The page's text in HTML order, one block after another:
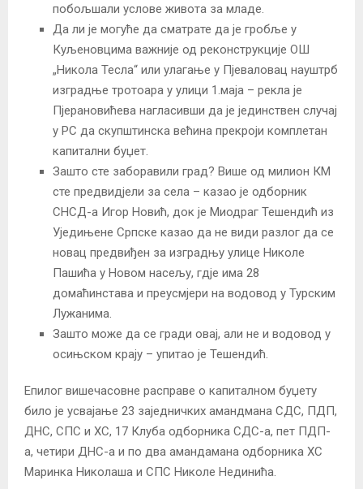
побољшали услове живота за младе.
Да ли је могуће да сматрате да је гробље у
Куљеновцима важније од реконструкције ОШ
„Никола Тесла“ или улагање у Пјеваловац науштрб
изградње тротоара у улици 1.маја – рекла је
Пјерановићева нагласивши да је јединствен случај
у РС да скупштинска већина прекроји комплетан
капитални буџет.
Зашто сте заборавили град? Више од милион КМ
сте предвидјели за села – казао је одборник
СНСД-а Игор Новић, док је Миодраг Тешендић из
Уједињене Српске казао да не види разлог да се
новац предвиђен за изградњу улице Николе
Пашића у Новом насељу, гдје има 28
домаћинстава и преусмјери на водовод у Турским
Лужанима.
Зашто може да се гради овај, али не и водовод у
осињском крају – упитао је Тешендић.
Епилог вишечасовне расправе о капиталном буџету
било је усвајање 23 заједничких амандмана СДС, ПДП,
ДНС, СПС и ХС, 17 Клуба одборника СДС-а, пет ПДП-
а, четири ДНС-а и по два амандамана одборника ХС
Маринка Николаша и СПС Николе Нединића.